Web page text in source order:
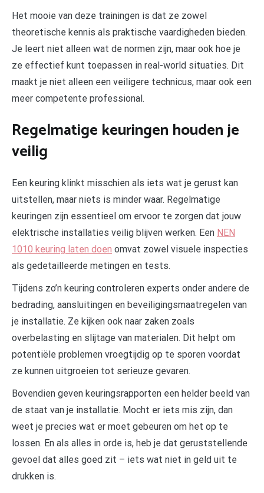
Het mooie van deze trainingen is dat ze zowel
theoretische kennis als praktische vaardigheden bieden.
Je leert niet alleen wat de normen zijn, maar ook hoe je
ze effectief kunt toepassen in real-world situaties. Dit
maakt je niet alleen een veiligere technicus, maar ook een
meer competente professional.
Regelmatige keuringen houden je
veilig
Een keuring klinkt misschien als iets wat je gerust kan
uitstellen, maar niets is minder waar. Regelmatige
keuringen zijn essentieel om ervoor te zorgen dat jouw
elektrische installaties veilig blijven werken. Een NEN
1010 keuring laten doen omvat zowel visuele inspecties
als gedetailleerde metingen en tests.
Tijdens zo’n keuring controleren experts onder andere de
bedrading, aansluitingen en beveiligingsmaatregelen van
je installatie. Ze kijken ook naar zaken zoals
overbelasting en slijtage van materialen. Dit helpt om
potentiële problemen vroegtijdig op te sporen voordat
ze kunnen uitgroeien tot serieuze gevaren.
Bovendien geven keuringsrapporten een helder beeld van
de staat van je installatie. Mocht er iets mis zijn, dan
weet je precies wat er moet gebeuren om het op te
lossen. En als alles in orde is, heb je dat geruststellende
gevoel dat alles goed zit – iets wat niet in geld uit te
drukken is.